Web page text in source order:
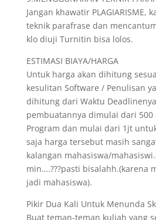
Jangan khawatir PLAGIARISME,
teknik parafrase dan
klo diuji Turnitin bisa lolos.
ESTIMASI BIAYA/HARGA
Untuk harga akan dihitung
kesulitan Software / Penulisan
dihitung dari Waktu
pembuatannya dimulai dari
Program dan mulai dari 1jt
saja harga tersebut masih
kalangan mahasiswa/
min….???pasti bisalahh.(karena
jadi mahasiswa).
Pikir Dua Kali Untuk Menunda
Buat teman-teman kuliah yang